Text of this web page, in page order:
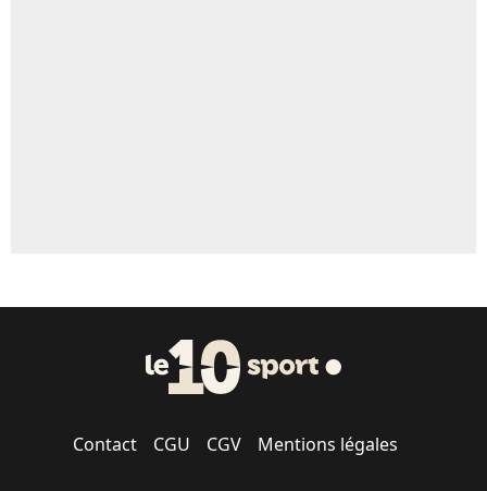
Contact CGU CGV Mentions légales